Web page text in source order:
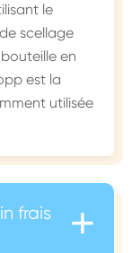
le
scellage
en
est la
utilisée
frais
+